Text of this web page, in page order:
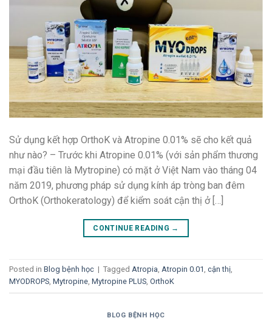
Sử dụng kết hợp OrthoK và Atropine 0.01% sẽ cho kết quả
như nào? – Trước khi Atropine 0.01% (với sản phẩm thương
mại đầu tiên là Mytropine) có mặt ở Việt Nam vào tháng 04
năm 2019, phương pháp sử dụng kính áp tròng ban đêm
OrthoK (Orthokeratology) để kiểm soát cận thị ở […]
CONTINUE READING →
Posted in Blog bệnh học | Tagged Atropia Atropin 0.01 cận thị
MYODROPS Mytropine Mytropine PLUS OrthoK
BLOG BỆNH HỌC